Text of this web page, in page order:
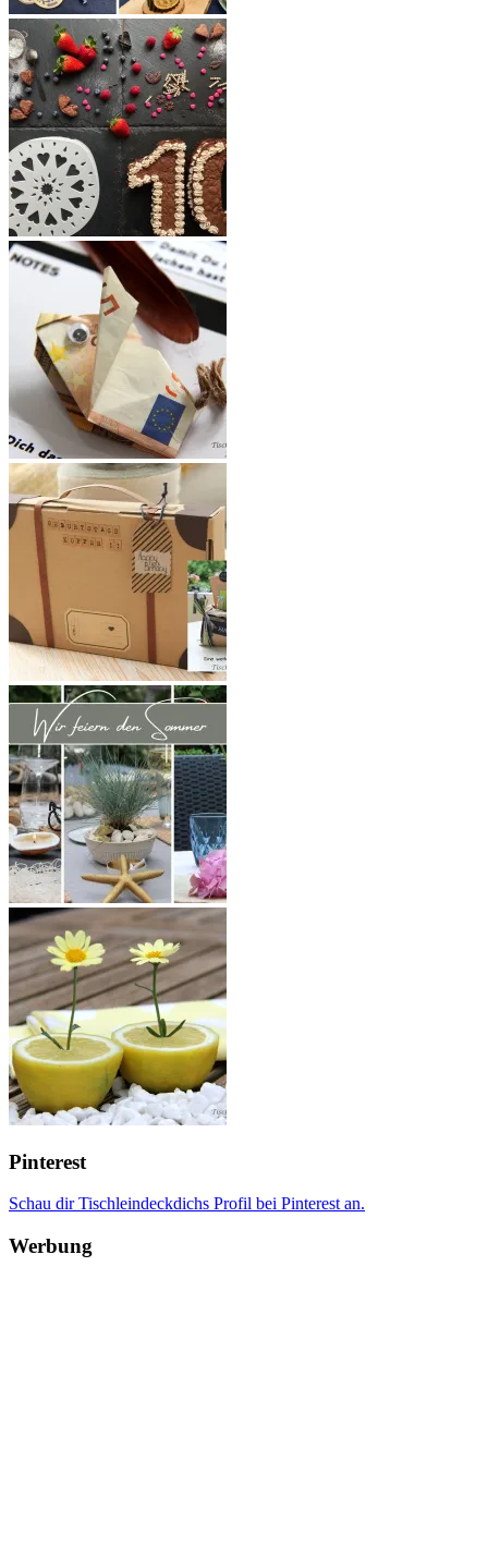
Pinterest
Schau dir Tischleindeckdichs Profil bei Pinterest an.
Werbung